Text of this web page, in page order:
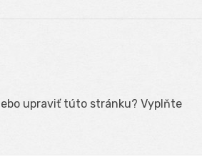
upraviť túto stránku? Vyplňte